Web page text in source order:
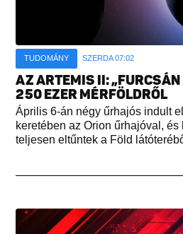
TUDOMÁNY SZERDA 07:02
AZ ARTEMIS II: „FURCSÁN
250 EZER MÉRFÖLDRŐL
Április 6-án négy űrhajós indult
keretében az Orion űrhajóval,
teljesen eltűntek a Föld